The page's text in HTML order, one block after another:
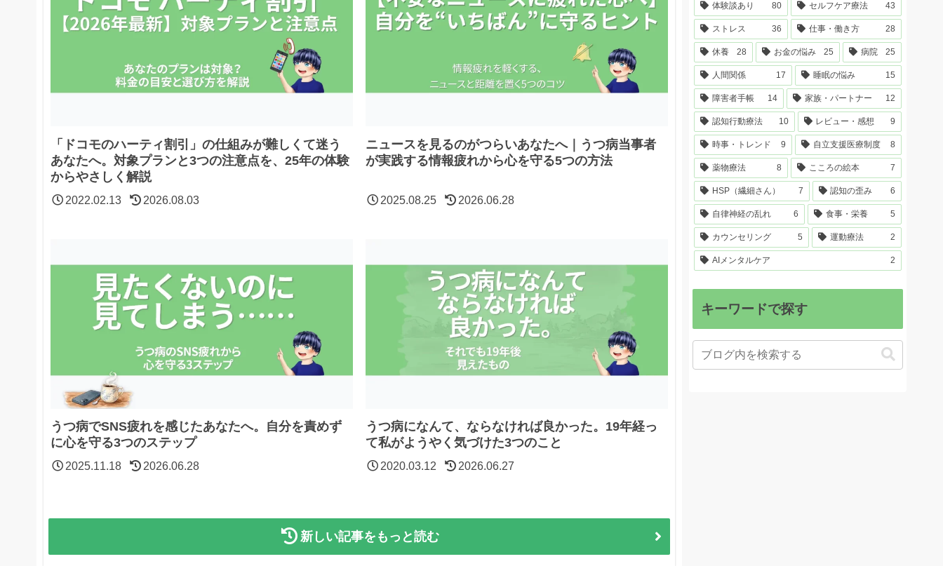
「ドコモのハーティ割引」の仕組みが難しくて迷う
あなたへ。対象プランと3つの注意点を、25年の体験
からやさしく解説
2022.02.13 2026.08.03
ニュースを見るのがつらいあなたへ｜うつ病当事者
が実践する情報疲れから心を守る5つの方法
2025.08.25 2026.06.28
うつ病でSNS疲れを感じたあなたへ。自分を責めず
に心を守る3つのステップ
2025.11.18 2026.06.28
うつ病になんて、ならなければ良かった。19年経っ
て私がようやく気づけた3つのこと
2020.03.12 2026.06.27
新しい記事をもっと読む
体験談あり 80 セルフケア療法 43
ストレス 36 仕事・働き方 28
休養 28 お金の悩み 25 病院 25
人間関係 17 睡眠の悩み 15
障害者手帳 14 家族・パートナー 12
認知行動療法 10 レビュー・感想 9
時事・トレンド 9 自立支援医療制度 8
薬物療法 8 こころの絵本 7
HSP（繊細さん） 7 認知の歪み 6
自律神経の乱れ 6 食事・栄養 5
カウンセリング 5 運動療法 2
AIメンタルケア 2
キーワードで探す